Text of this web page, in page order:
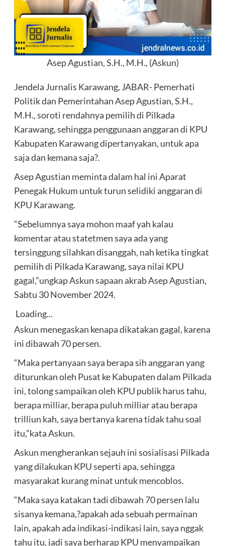
Asep Agustian, S.H., M.H., (Askun)
Jendela Jurnalis Karawang, JABAR- Pemerhati
Politik dan Pemerintahan Asep Agustian, S.H.,
M.H., soroti rendahnya pemilih di Pilkada
Karawang, sehingga penggunaan anggaran di KPU
Kabupaten Karawang dipertanyakan, untuk apa
saja dan kemana saja?.
Asep Agustian meminta dalam hal ini Aparat
Penegak Hukum untuk turun selidiki anggaran di
KPU Karawang.
“Sebelumnya saya mohon maaf yah kalau
komentar atau statetmen saya ada yang
tersinggung silahkan disanggah, nah ketika tingkat
pemilih di Pilkada Karawang, saya nilai KPU
gagal,”ungkap Askun sapaan akrab Asep Agustian,
Sabtu 30 November 2024.
Loading...
Askun menegaskan kenapa dikatakan gagal, karena
ini dibawah 70 persen.
“Maka pertanyaan saya berapa sih anggaran yang
diturunkan oleh Pusat ke Kabupaten dalam Pilkada
ini, tolong sampaikan oleh KPU publik harus tahu,
berapa milliar, berapa puluh milliar atau berapa
trilliun kah, saya bertanya karena tidak tahu soal
itu,”kata Askun.
Askun mengherankan sejauh ini sosialisasi Pilkada
yang dilakukan KPU seperti apa, sehingga
masyarakat kurang minat untuk mencoblos.
“Maka saya katakan tadi dibawah 70 persen lalu
sisanya kemana,?apakah ada sebuah permainan
lain, apakah ada indikasi-indikasi lain, saya nggak
tahu itu, jadi saya berharap KPU menyampaikan